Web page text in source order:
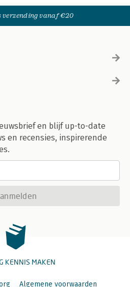
verzending vanaf €20
en blijf up-to-date
en recensies, inspirerende
KENNIS MAKEN
Algemene voorwaarden